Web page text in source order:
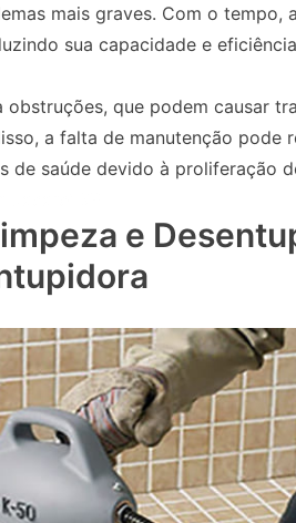
mais graves. Com o tempo,
sua capacidade e
obstruções, que podem causar
a falta de manutenção pode
de saúde devido à proliferação
e